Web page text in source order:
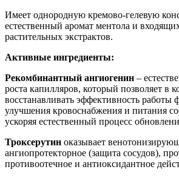
Имеет однородную кремово-гелевую
естественный аромат ментола и
растительных экстрактов.
Активные ингредиенты:
Рекомбинантный ангиогенин –
роста капилляров, который позволяет в
восстанавливать эффективность работы
улучшения кровоснабжения и питания
ускоряя естественный процесс
Троксерутин оказывает
ангиопротекторное (защита сосудов),
противоотечное и антиоксидантное